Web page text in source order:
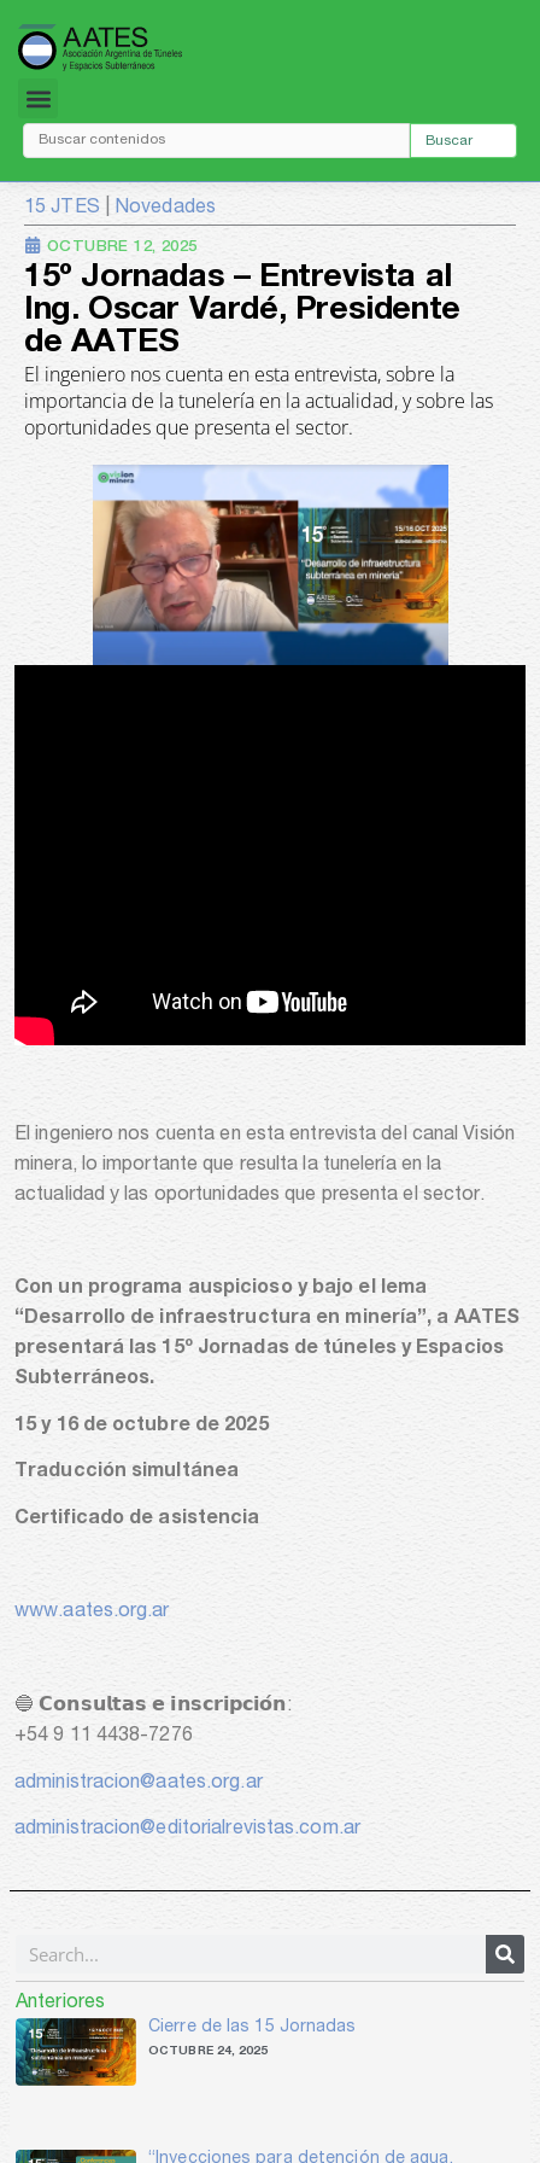
contenido
Buscar
15 JTES Novedades
OCTUBRE 12, 2025
15º Jornadas – Entrevista al
Ing. Oscar Vardé, Presidente
de AATES
El ingeniero nos cuenta en esta entrevista, sobre la
importancia de la tunelería en la actualidad, y sobre las
oportunidades que presenta el sector.
El ingeniero nos cuenta en esta entrevista del canal Visión
minera, lo importante que resulta la tunelería en la
actualidad y las oportunidades que presenta el sector.
Con un programa auspicioso y bajo el lema
“Desarrollo de infraestructura en minería”, a AATES
presentará las 15º Jornadas de túneles y Espacios
Subterráneos.
15 y 16 de octubre de 2025
Traducción simultánea
Certificado de asistencia
www.aates.org.ar
🔵 𝗖𝗼𝗻𝘀𝘂𝗹𝘁𝗮𝘀 𝗲 𝗶𝗻𝘀𝗰𝗿𝗶𝗽𝗰𝗶𝗼́𝗻:
+54 9 11 4438-7276
administracion@aates.org.ar
administracion@editorialrevistas.com.ar
Search
Anteriores
Cierre de las 15 Jornadas
OCTUBRE 24, 2025